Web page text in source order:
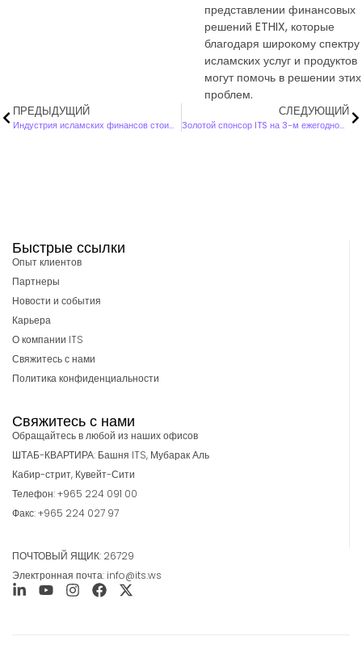
представлении финансовых
решений ETHIX, которые
благодаря широкому спектру
исламских услуг и продуктов
могут помочь в решении этих
проблем.
ПРЕДЫДУЩИЙ
Индустрия исламских финансов стоимостью 717 миллиардов дирхамов приходит в Оман
СЛЕДУЮЩИЙ
Золотой спонсор ITS на 3-м ежегодном Всемирном форуме исламского розничного банкинга
Быстрые ссылки
Опыт клиентов
Партнеры
Новости и события
Карьера
О компании ITS
Свяжитесь с нами
Политика конфиденциальности
Свяжитесь с нами
Обращайтесь в любой из наших офисов
ШТАБ-КВАРТИРА: Башня ITS, Мубарак Аль
Кабир-стрит, Кувейт-Сити
Телефон: +965 224 091 00
Факс: +965 224 027 97
ПОЧТОВЫЙ ЯЩИК: 26729
Электронная почта: info@its.ws